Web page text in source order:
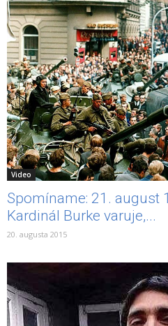
Video
Spomíname: 21. august
Kardinál Burke varuje,...
20. augusta 2015